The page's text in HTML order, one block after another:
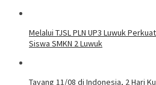
Melalui TJSL PLN UP3 Luwuk
Siswa SMKN 2 Luwuk
Tayang 11/08 di Indonesia, 2 Hari